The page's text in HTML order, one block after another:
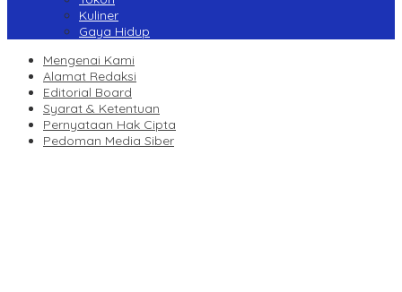
Kuliner
Gaya Hidup
Mengenai Kami
Alamat Redaksi
Editorial Board
Syarat & Ketentuan
Pernyataan Hak Cipta
Pedoman Media Siber